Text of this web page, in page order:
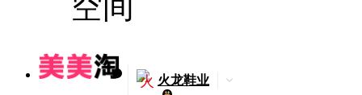
火 火龙鞋业